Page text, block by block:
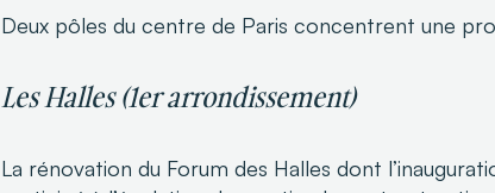
Deux pôles du centre de Paris concentrent une
Les Halles (1er arrondissement)
La rénovation du Forum des Halles dont